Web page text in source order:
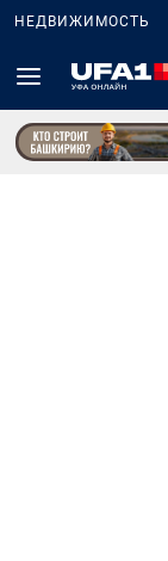
НЕДВИЖИМОСТЬ